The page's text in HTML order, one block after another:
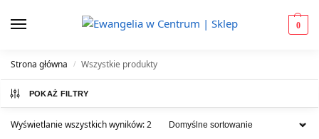
0
Strona główna / Wszystkie produkty
POKAŻ FILTRY
Wyświetlanie wszystkich wyników: 2